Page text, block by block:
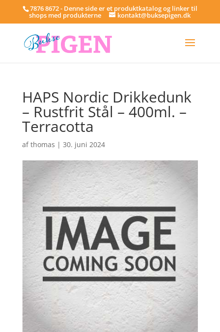
7876 8672 - Denne side er et produktkatalog og linker til
shops med produkterne kontakt@buksepigen.dk
HAPS Nordic Drikkedunk
– Rustfrit Stål – 400ml. –
Terracotta
afthomas | 30. juni 2024